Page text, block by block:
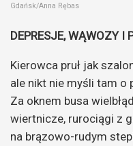
Gdańsk/Anna Rębas
DEPRESJE, WĄWOZY I
Kierowca pruł jak
ale nikt nie myśli tam o
Za oknem busa
wiertnicze, rurociągi z
na brązowo-rudym